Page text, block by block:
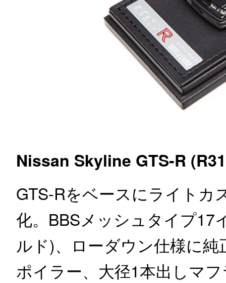
Nissan Skyline GTS-R
GTS-Rをベースにライトカ
化。BBSメッシュタイプ17
ルド)、ローダウン仕様に
ポイラー、大径1本出しマ